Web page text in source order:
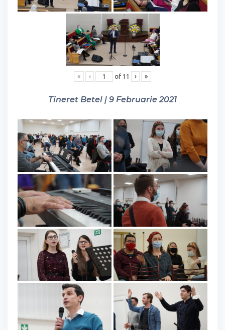
« ‹ of 11 › »
Tineret Betel | 9 Februarie 2021